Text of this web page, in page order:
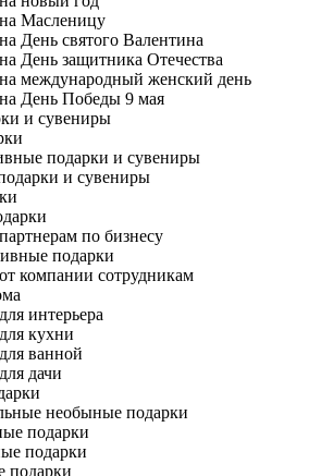
Масленицу
День святого Валентина
День защитника Отечества
международный женский день
День Победы 9 мая
и сувениры
подарки и сувениры
и сувениры
по бизнесу
подарки
компании сотрудникам
интерьера
кухни
ванной
дачи
необыные подарки
подарки
подарки
подарки